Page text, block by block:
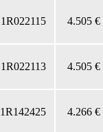
1R022115 4.505 €
1R022113 4.505 €
1R142425 4.266 €